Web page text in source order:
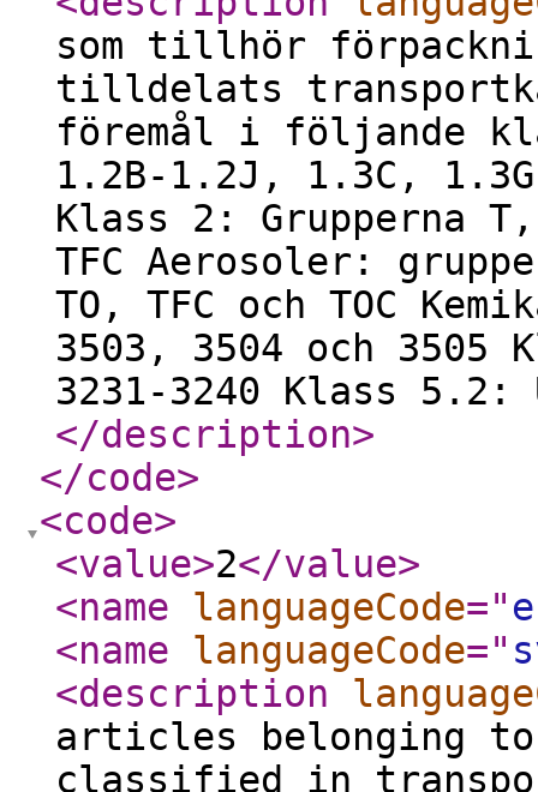
som tillhör
tilldelats
föremål i följande
1.2B-1.2J, 1.3C,
Klass 2: Grupperna
TFC Aerosoler:
TO, TFC och TOC
3503, 3504 och 3505
3231-3240 Klass 5.2:
</description>
</code>
<code>
<value>2</value>
<name
languageCode="
<name
languageCode="
<description
articles belonging
classified in